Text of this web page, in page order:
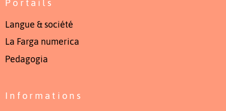
Portails
Langue & société
La Farga numerica
Pedagogia
Informations